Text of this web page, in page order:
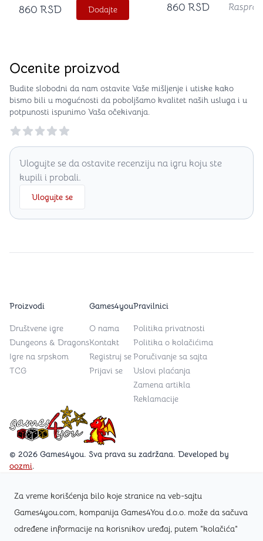
Za vreme korišćenja bilo koje stranice na veb-sajtu
Games4you.com, kompanija Games4You d.o.o. može da sačuva
određene informacije na korisnikov uređaj, putem "kolačića"
860 RSD Dodajte 860 RSD
Ocenite proizvod
Budite slobodni da nam ostavite Vaše mišljenje i utiske kako
bismo bili u mogućnosti da poboljšamo kvalitet naših usluga i u
potpunosti ispunimo Vaša očekivanja.
Reviews
Ulogujte se da ostavite recenziju na igru koju ste
kupili i probali.
Ulogujte se
Games4you logo
© 2026 Games4you. Sva prava su zadržana. Developed by
oozmi.
Posetite Facebook stranicu /Games4you.rs
Zapratite Instagram profil @games4yours
Proizvodi
Društvene igre
Dungeons & Dragons
Igre na srpskom
TCG
Games4you
O nama
Kontakt
Registruj se
Prijavi se
Pravilnici
Politika privatnosti
Politika o kolačićima
Poručivanje sa sajta
Uslovi plaćanja
Zamena artikla
Reklamacije